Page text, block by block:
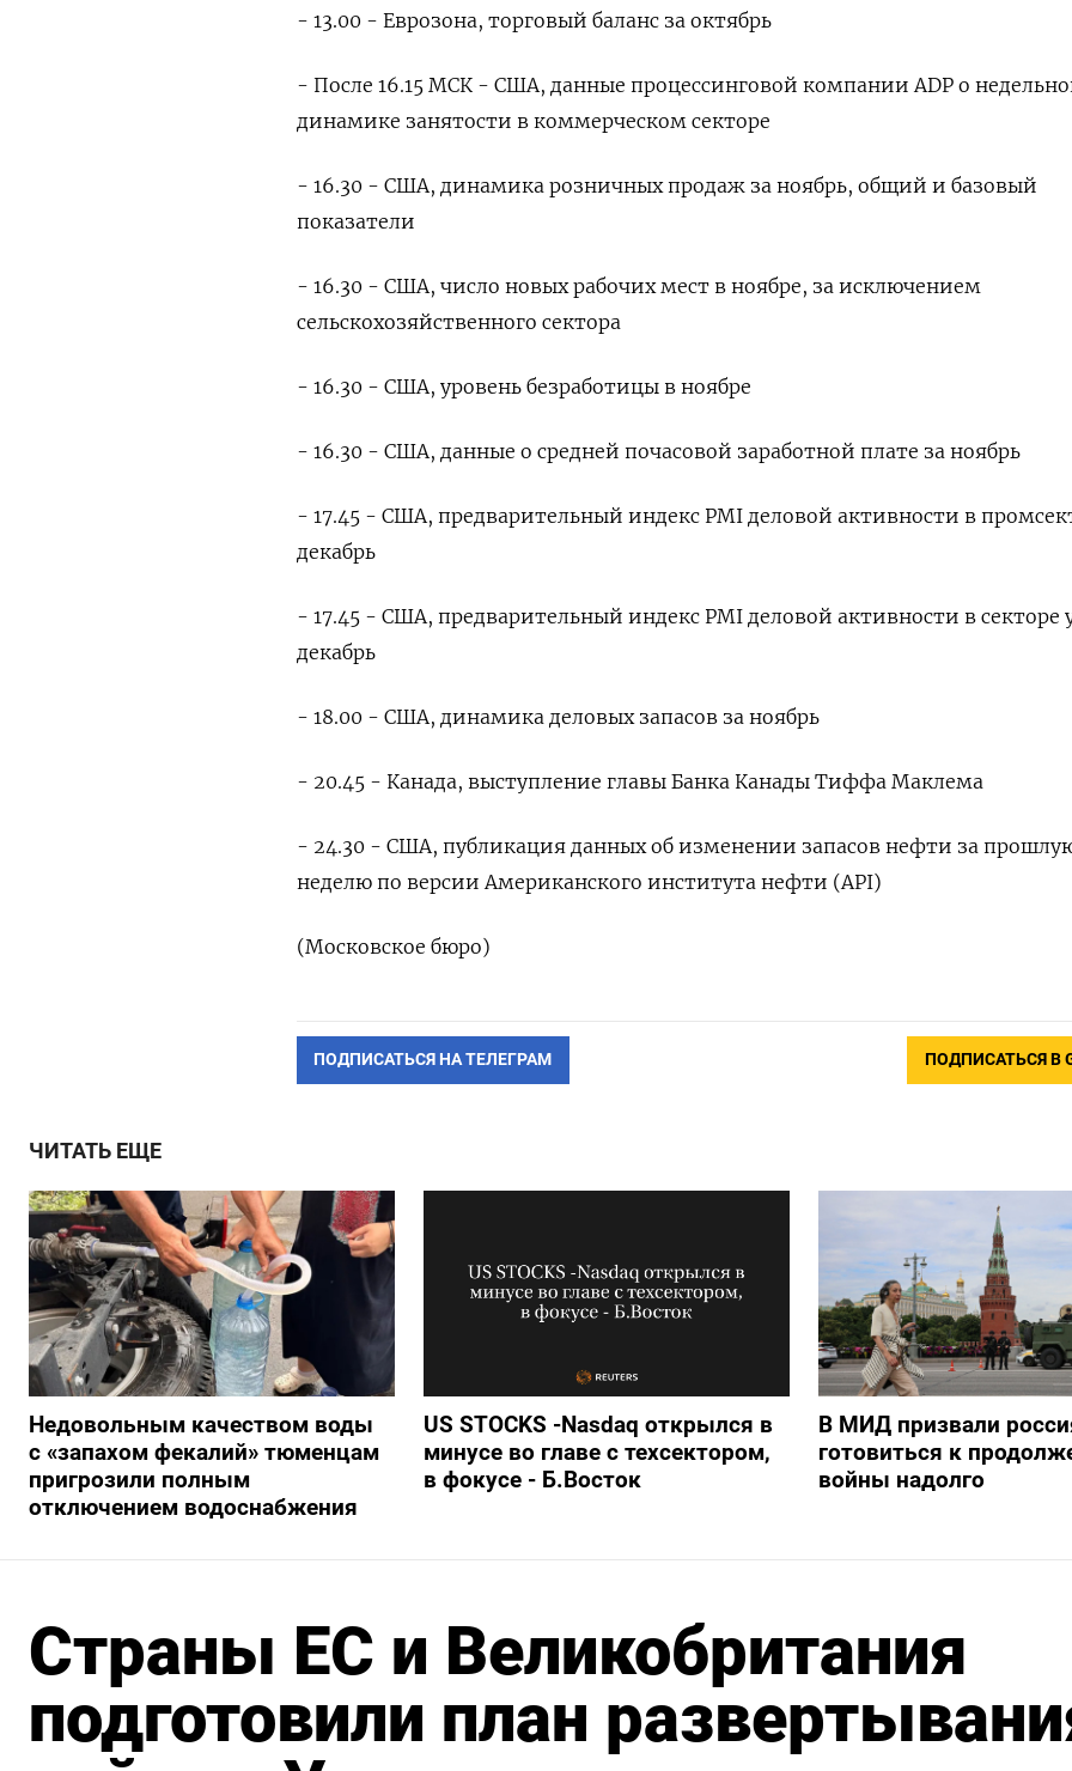
- 13.00 - Еврозона, торговый баланс за октябрь
- После 16.15 МСК - США, данные процессинговой компании ADP о
динамике занятости в коммерческом секторе
- 16.30 - США, динамика розничных продаж за ноябрь, общий и базовый
показатели
- 16.30 - США, число новых рабочих мест в ноябре, за исключением
сельскохозяйственного сектора
- 16.30 - США, уровень безработицы в ноябре
- 16.30 - США, данные о средней почасовой заработной плате за ноябрь
- 17.45 - США, предварительный индекс PMI деловой активности в
декабрь
- 17.45 - США, предварительный индекс PMI деловой активности в секторе
декабрь
- 18.00 - США, динамика деловых запасов за ноябрь
- 20.45 - Канада, выступление главы Банка Канады Тиффа Маклема
- 24.30 - США, публикация данных об изменении запасов нефти за
неделю по версии Американского института нефти (API)
(Московское бюро)
ПОДПИСАТЬСЯ НА ТЕЛЕГРАМ ПОДПИСАТЬСЯ В
ЧИТАТЬ ЕЩЕ
Недовольным качеством воды
с «запахом фекалий» тюменцам
пригрозили полным
отключением водоснабжения
US STOCKS -Nasdaq открылся в
минусе во главе с техсектором,
в фокусе - Б.Восток
В МИД призвали
готовиться к
войны надолго
Страны ЕС и Великобритания
подготовили план